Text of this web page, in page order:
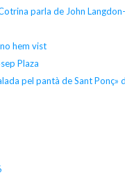
parla de John
hem vist
Plaza
pel pantà de Sant Ponç»